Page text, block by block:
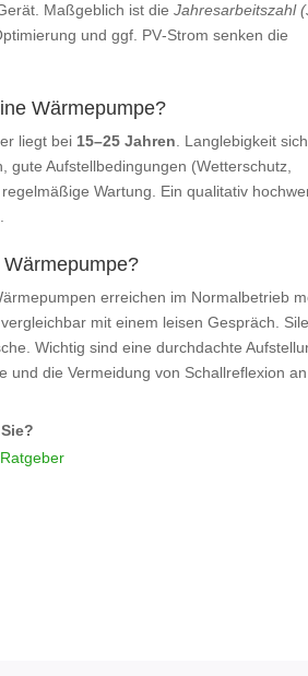
Maßgeblich ist dieJahresarbeitszahl
und ggf. PV‑Strom senken die
Wärmepumpe?
liegt bei 15–25 Jahren. Langlebigkeit
gute Aufstellbedingungen (Wetterschutz,
Wartung. Ein qualitativ
erreichen im Normalbetrieb
mit einem leisen Gespräch.
Wichtig sind eine durchdachte
und die Vermeidung von Schallreflexion